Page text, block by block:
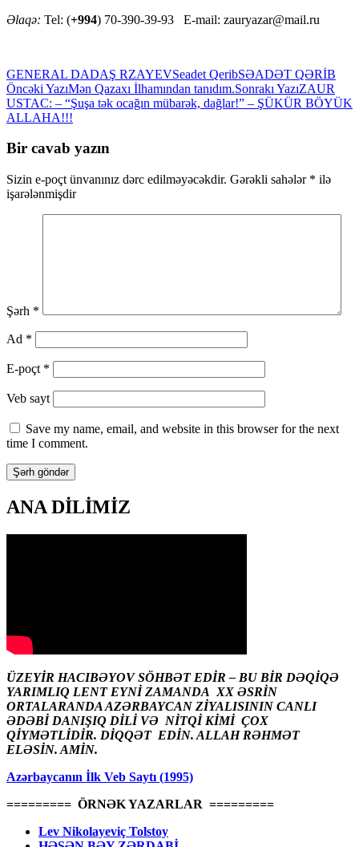
Əlaqə: Tel: (+994) 70-390-39-93 E-mail: zauryazar@mail.ru
GENERAL DADAŞ RZAYEVSeadet QeribSƏADƏT QƏRİB
Yazılar
üzrə
Öncəki YazıMən Qazaxı İlhamından tanıdım.Sonrakı YazıZAUR
USTAC: – “Şuşa tək ocağın mübarək, dağlar!” – ŞÜKÜR BÖYÜK
ALLAHA!!!
Bir cavab yazın
Sizin e-poçt ünvanınız dərc edilməyəcəkdir. Gərəkli sahələr * ilə
işarələnmişdir
Şərh *
Ad *
E-poçt *
Veb sayt
Save my name, email, and website in this browser for the next
time I comment.
ANA DİLİMİZ
ÜZEYİR HACIBƏYOV SÖHBƏT EDİR – BU BİR DƏQİQƏ
YARIMLIQ LENT EYNİ ZAMANDA XX ƏSRİN
ORTALARANDA AZƏRBAYCAN ZİYALISININ CANLI
ƏDƏBİ DANIŞIQ DİLİ VƏ NİTQİ KİMİ ÇOX
QİYMƏTLİDİR. DİQQƏT EDİN. ALLAH RƏHMƏT
ELƏSİN. AMİN.
Azərbaycanın İlk Veb Saytı (1995)
========= ÖRNƏK YAZARLAR =========
Lev Nikolayeviç Tolstoy